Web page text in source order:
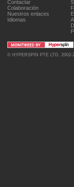
Contactar
Colaboración
Nuestros enlaces
Idiomas
© HYPERSPIN PTE LTD , 2002-